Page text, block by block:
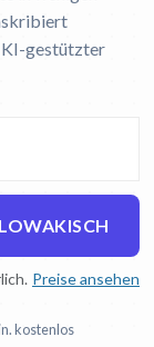
KI-gestützter
Preise ansehen
kostenlos